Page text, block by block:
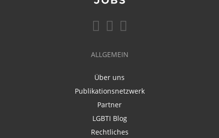
ALLGEMEIN
Über uns
Publikationsnetzwerk
Partner
LGBTI Blog
Rechtliches